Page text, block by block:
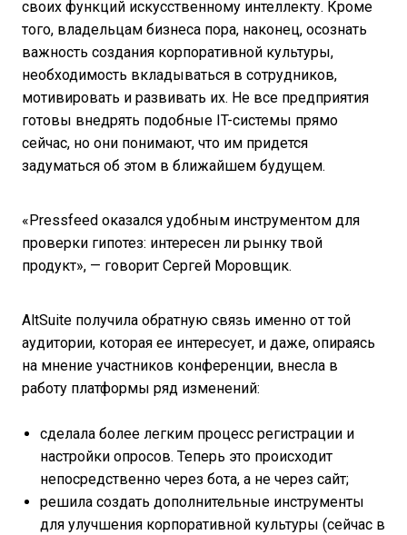
своих функций искусственному интеллекту. Кроме
того, владельцам бизнеса пора, наконец, осознать
важность создания корпоративной культуры,
необходимость вкладываться в сотрудников,
мотивировать и развивать их. Не все предприятия
готовы внедрять подобные IT-системы прямо
сейчас, но они понимают, что им придется
задуматься об этом в ближайшем будущем.
«Pressfeed оказался удобным инструментом для
проверки гипотез: интересен ли рынку твой
продукт», — говорит Сергей Моровщик.
AltSuite получила обратную связь именно от той
аудитории, которая ее интересует, и даже, опираясь
на мнение участников конференции, внесла в
работу платформы ряд изменений:
сделала более легким процесс регистрации и
настройки опросов. Теперь это происходит
непосредственно через бота, а не через сайт;
решила создать дополнительные инструменты
для улучшения корпоративной культуры (сейчас в